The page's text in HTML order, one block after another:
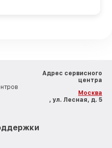
Адрес сервисного
центра
Москва
, ул. Лесная, д. 5